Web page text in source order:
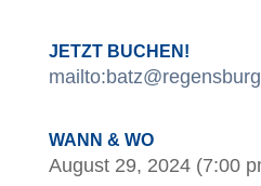
JETZT BUCHEN!
WANN & WO
August 29, 2024 (7:00